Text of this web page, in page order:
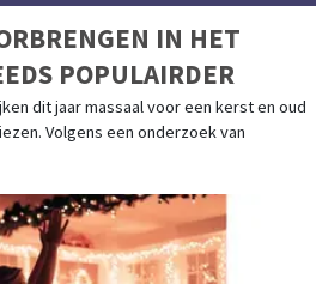
IN HET
POPULAIRDER
dit jaar massaal voor een kerst en oud
Volgens een onderzoek van